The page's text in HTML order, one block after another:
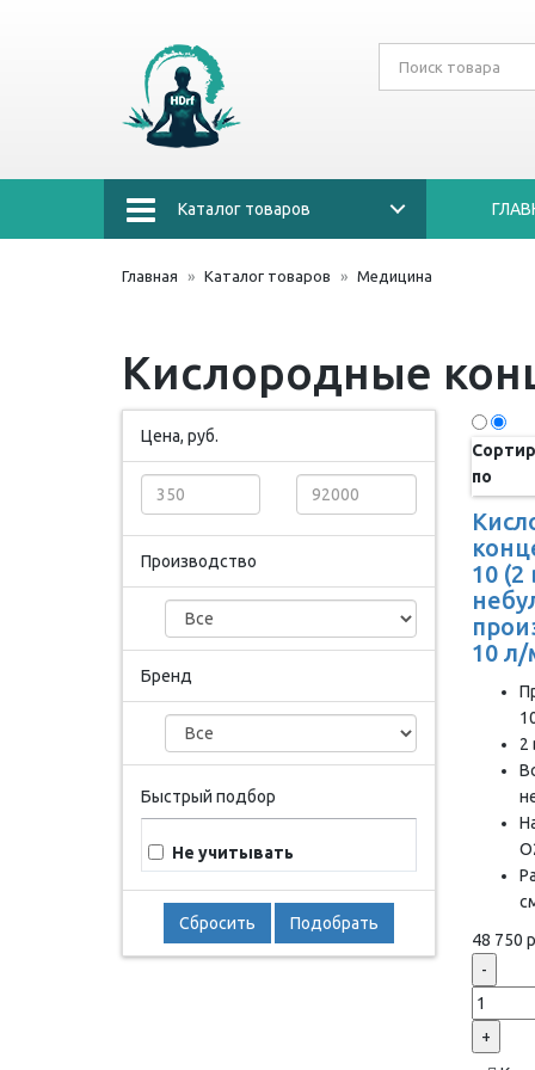
Каталог товаров
Главная Каталог товаров Медицина
Кислородные
Цена, руб.
Производство
Бренд
Быстрый подбор
Не учитывать
Сбросить Подобрать
по
10 (2
10
2
48 750
-
+